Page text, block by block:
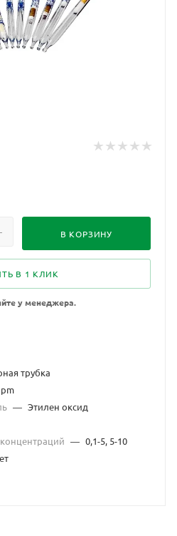
В КОРЗИНУ
В 1 КЛИК
у менеджера.
трубка
— Этилен оксид
— 0,1-5, 5-10